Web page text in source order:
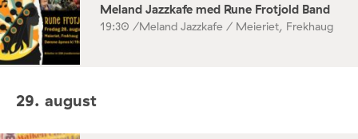
Meland Jazzkafe med Rune Frotjold Band
19:30 /Meland Jazzkafe / Meieriet, Frekhaug
29. august